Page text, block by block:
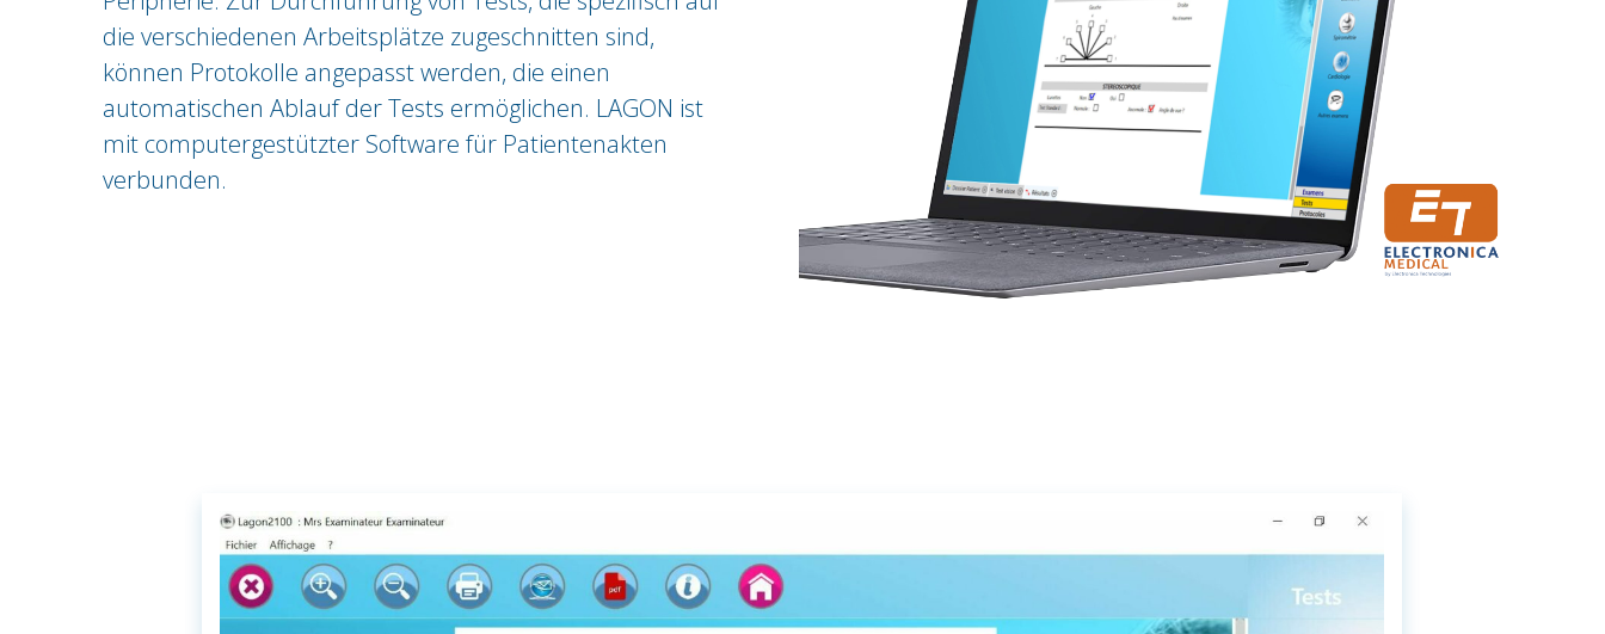
die verschiedenen Arbeitsplätze zugeschnitten sind,
können Protokolle angepasst werden, die einen
automatischen Ablauf der Tests ermöglichen. LAGON ist
mit computergestützter Software für Patientenakten
verbunden.